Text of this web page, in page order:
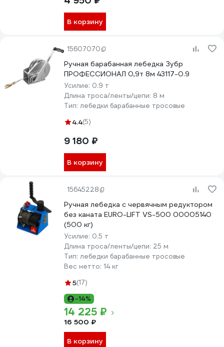
В корзину
15607070
Ручная барабанная лебедка Зубр
ПРОФЕССИОНАЛ 0,9т 8м 43117-0.9
Усилие: 0.9 т
Длина троса/ленты/цепи: 8 м
Тип: лебедки барабанные тросовые
4.4(5)
9 180 ₽
В корзину
15645228
Ручная лебедка с червячным редуктором
без каната EURO-LIFT VS-500 00005140
(500 кг)
Усилие: 0.5 т
Длина троса/ленты/цепи: 25 м
Тип: лебедки барабанные тросовые
Вес нетто: 14 кг
5(17)
-14%
14 225 ₽
16 500 ₽
В корзину